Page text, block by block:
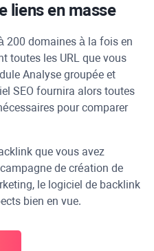
liens en masse
200 domaines à la fois en
toutes les URL que vous
Analyse groupée et
SEO fournira alors toutes
pour comparer
que vous avez
de création de
le logiciel de backlink
bien en vue.